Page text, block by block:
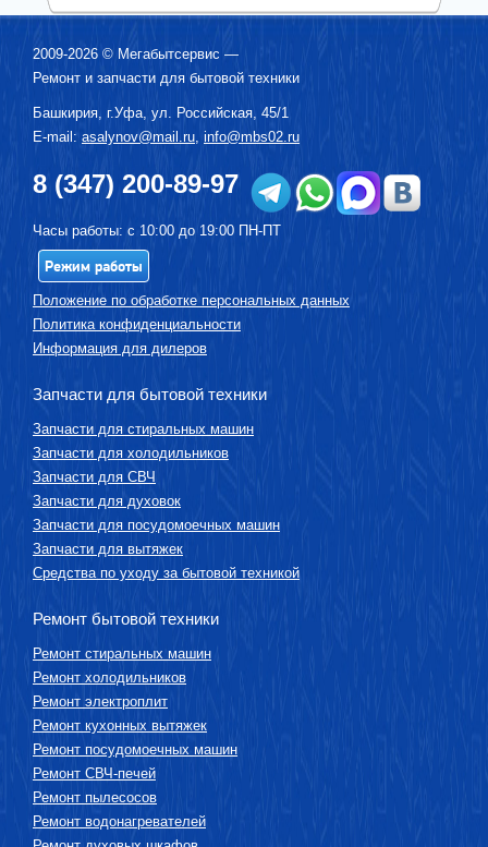
2009-2026 © Мегабытсервис —
Ремонт и запчасти для бытовой техники
Башкирия, г.Уфа, ул. Российская, 45/1
E-mail: asalynov@mail.ru, info@mbs02.ru
8 (347) 200-89-97
Часы работы: с 10:00 до 19:00 ПН-ПТ
Режим работы
Положение по обработке персональных данных
Политика конфиденциальности
Информация для дилеров
Запчасти для бытовой техники
Запчасти для стиральных машин
Запчасти для холодильников
Запчасти для СВЧ
Запчасти для духовок
Запчасти для посудомоечных машин
Запчасти для вытяжек
Средства по уходу за бытовой техникой
Ремонт бытовой техники
Ремонт стиральных машин
Ремонт холодильников
Ремонт электроплит
Ремонт кухонных вытяжек
Ремонт посудомоечных машин
Ремонт СВЧ-печей
Ремонт пылесосов
Ремонт водонагревателей